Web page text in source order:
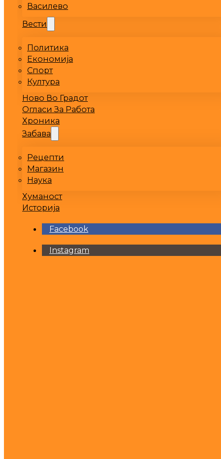
Василево
Вести
Политика
Економија
Спорт
Култура
Ново Во Градот
Огласи За Работа
Хроника
Забава
Рецепти
Магазин
Наука
Хуманост
Историја
Facebook
Instagram